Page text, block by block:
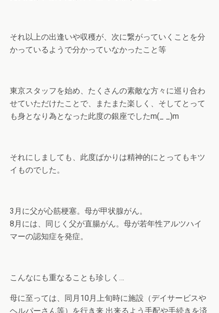
それ以上の出逢いや収穫が、次に繋がっていくことを分
かっているようで分かっていなかったこと等
東京スタッフを始め、たくさんの素敵な方々に巡り合わ
せていただけたことで、またまた楽しく、そしてとって
も身となり為となった此度の銀座でしたm(_ _)m
それにしましても、此度ばかりは精神的にとってもキツ
イものでした。
3月に父が心筋梗塞。母が甲状腺がん。
8月には、同じく父が直腸がん。母が若年性アルツハイ
マーの認知症を発症。
こんなにも重なることも珍しく…
母に至っては、同月10月上旬時に施設（デイサービスや
ヘルパーさん等）を行き来 出来るよう手配や手続きを済